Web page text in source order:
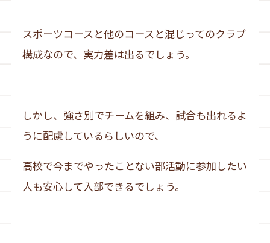
スポーツコースと他のコースと混じってのクラブ
構成なので、実力差は出るでしょう。
しかし、強さ別でチームを組み、試合も出れるよ
うに配慮しているらしいので、
高校で今までやったことない部活動に参加したい
人も安心して入部できるでしょう。